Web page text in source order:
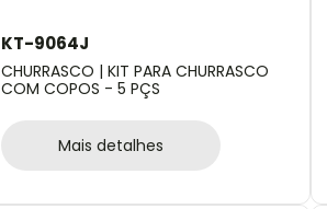
KT-9064J
CHURRASCO | KIT PARA CHURRASCO
COM COPOS - 5 PÇS
Mais detalhes